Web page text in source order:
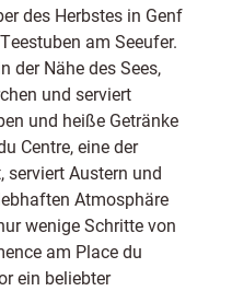
des Herbstes in Genf
am Seeufer.
der Nähe des Sees,
und serviert
und heiße Getränke
Centre, eine der
serviert Austern und
Atmosphäre
wenige Schritte von
am Place du
ein beliebter